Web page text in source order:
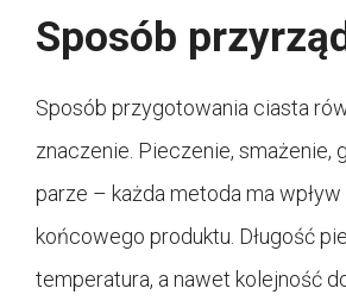
Sposób
Sposób przygotowania ciasta
znaczenie. Pieczenie, smażenie,
parze – każda metoda ma wpływ
końcowego produktu. Długość
temperatura, a nawet kolejność